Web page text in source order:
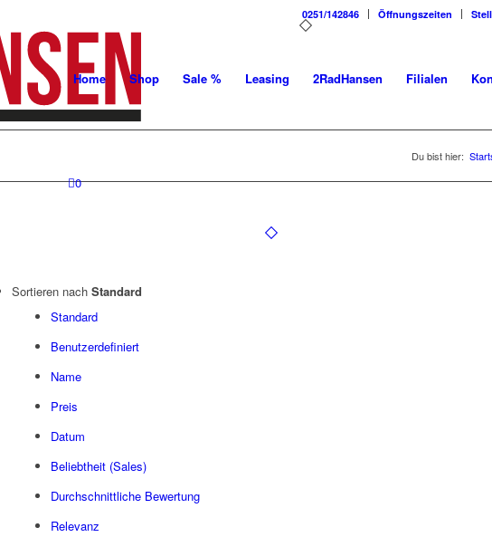
0251/142846 Öffnungszeiten
Home Shop Sale % Leasing 2RadHansen Filialen
0
Du bist hier:
Sortieren nach Standard
Standard
Benutzerdefiniert
Name
Preis
Datum
Beliebtheit (Sales)
Durchschnittliche Bewertung
Relevanz